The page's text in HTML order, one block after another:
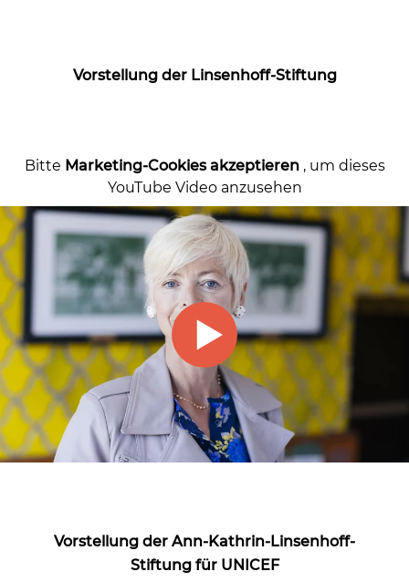
Vorstellung der Linsenhoff-Stiftung
Bitte Marketing-Cookies akzeptieren, um dieses
YouTube Video anzusehen
Vorstellung der Ann-Kathrin-Linsenhoff-
Stiftung für UNICEF